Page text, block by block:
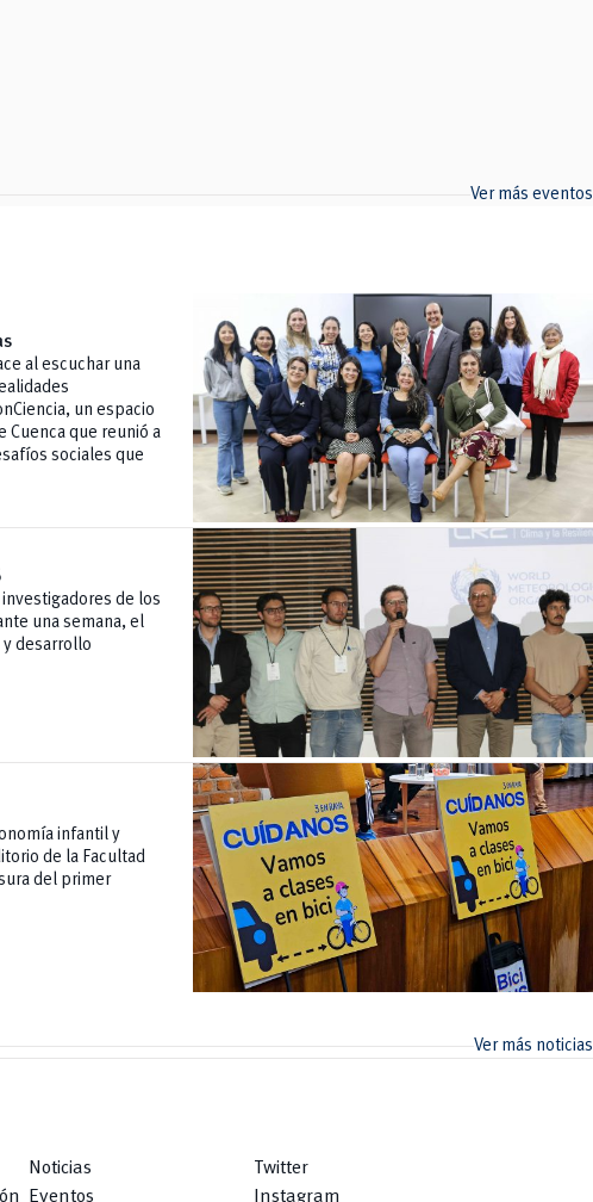
Ver más eventos
al escuchar una
un espacio
Cuenca que reunió a
sociales que
investigadores de los
una semana, el
desarrollo
infantil y
de la Facultad
del primer
Ver más noticias
Noticias
Eventos
Twitter
Instagram